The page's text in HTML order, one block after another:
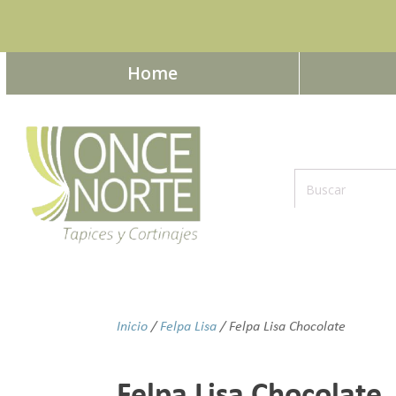
Home
Inicio /Felpa Lisa / Felpa Lisa Chocolate